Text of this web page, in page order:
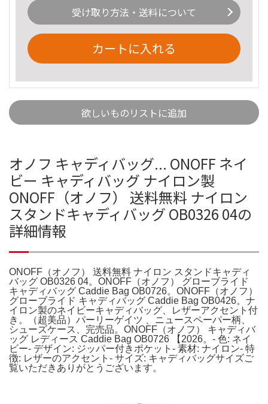
受け取り方法・送料について
カートに入れる
欲しいものリストに追加
オノフ キャディバッグ... ONOFF ネイ
ビー キャディバッグ ナイロン製
ONOFF（オノフ） 送料無料 ナイロン
スタンドキャディバッグ OB0326 04の
詳細情報
ONOFF（オノフ） 送料無料 ナイロン スタンドキャディ
バッグ OB0326 04。ONOFF（オノフ） グローブライド
キャディバッグ Caddie Bag OB0726。ONOFF（オノフ）
グローブライド キャディバッグ Caddie Bag OB0426。ナ
イロン製のネイビーキャディバッグ、レザーアクセント付
き。（超美品）パーリーゲイツ 、ニュースペーパー柄、
シューズケース、完売品。ONOFF（オノフ） キャディバ
ッグ レディース Caddie Bag OB0726 【2026。- 色: ネイ
ビー- デザイン: ジッパー付きポケット- 素材: ナイロン- 特
徴: レザーのアクセント- サイズ: キャディバッグサイズご
覧いただきありがとうございます。